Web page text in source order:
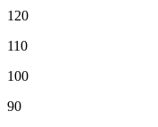
120
110
100
90